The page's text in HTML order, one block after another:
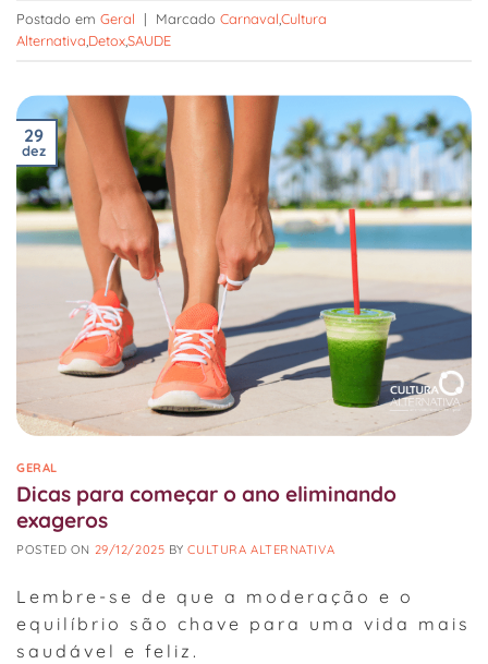
Postado em Geral | Marcado CarnavalCultura
Alternativa DetoxSAUDE
29
dez
GERAL
Dicas para começar o ano eliminando
exageros
POSTED ON 29/12/2025 BYCULTURA ALTERNATIVA
Lembre-se de que a moderação e o
equilíbrio são chave para uma vida mais
saudável e feliz.